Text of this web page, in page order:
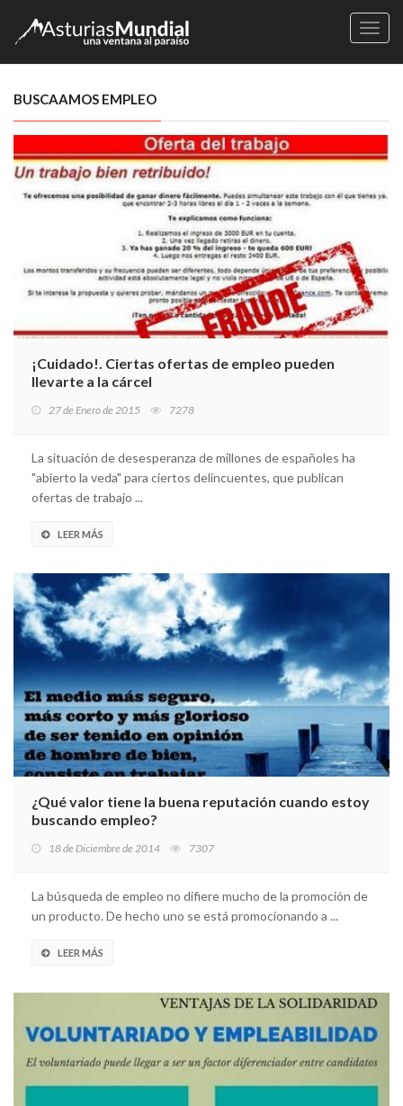
BUSCAAMOS EMPLEO
¡Cuidado!. Ciertas ofertas de empleo pueden
llevarte a la cárcel
27 de Enero de 2015 7278
La situación de desesperanza de millones de españoles ha
"abierto la veda" para ciertos delincuentes, que publican
ofertas de trabajo ...
LEER MÁS
¿Qué valor tiene la buena reputación cuando estoy
buscando empleo?
18 de Diciembre de 2014 7307
La búsqueda de empleo no difiere mucho de la promoción de
un producto. De hecho uno se está promocionando a ...
LEER MÁS